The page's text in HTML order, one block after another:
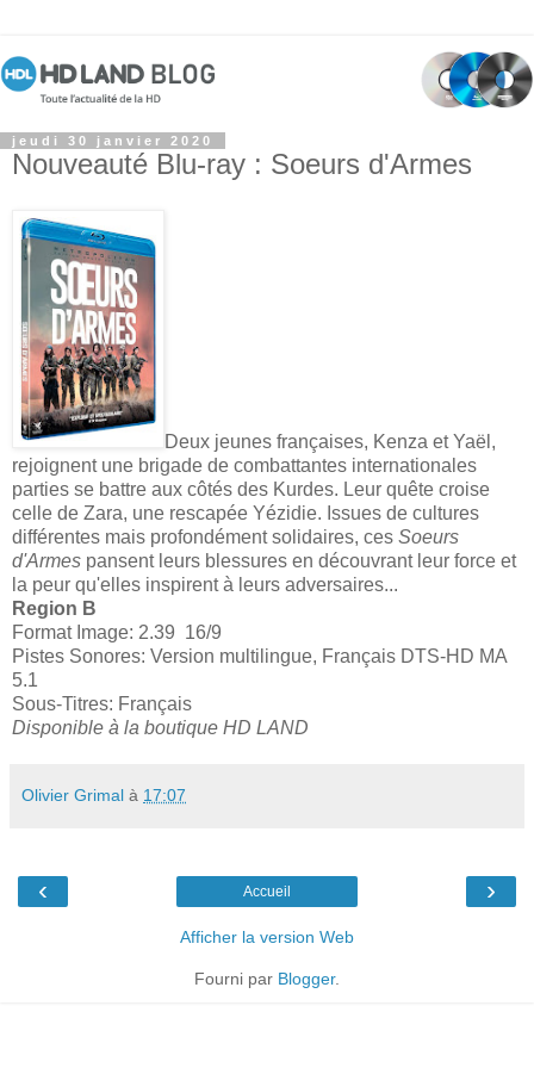
jeudi 30 janvier 2020
Nouveauté Blu-ray : Soeurs d'Armes
Deux jeunes françaises, Kenza et Yaël,
rejoignent une brigade de combattantes internationales
parties se battre aux côtés des Kurdes. Leur quête croise
celle de Zara, une rescapée Yézidie. Issues de cultures
différentes mais profondément solidaires, ces Soeurs
d'Armes pansent leurs blessures en découvrant leur force et
la peur qu'elles inspirent à leurs adversaires...
Region B
Format Image: 2.39 16/9
Pistes Sonores: Version multilingue, Français DTS-HD MA
5.1
Sous-Titres: Français
Disponible à la boutique HD LAND
Olivier Grimal à 17:07
‹ ›
Accueil
Afficher la version Web
Fourni par Blogger.